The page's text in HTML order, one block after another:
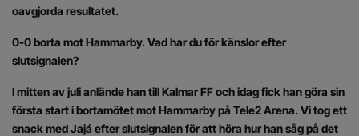
oavgjorda resultatet.
0-0 borta mot Hammarby. Vad har du för känslor efter
slutsignalen?
I mitten av juli anlände han till Kalmar FF och idag fick han göra sin
första start i bortamötet mot Hammarby på Tele2 Arena. Vi tog ett
snack med Jajá efter slutsignalen för att höra hur han såg på det